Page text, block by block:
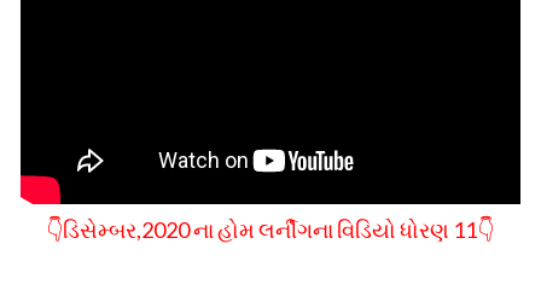
👇ડિસેમ્બર,2020 ના હોમ લર્નીગના વિડિયો ધોરણ 11👇